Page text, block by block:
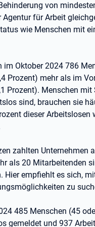
von
für Arbeit
wie Menschen mit
im Oktober 2024 786
Prozent) mehr als im
Prozent). Menschen mit
sind, brauchen sie
dieser Arbeitslosen
zahlten Unternehmen
als 20 Mitarbeitenden
Hier empfiehlt es sich,
zu
485 Menschen (45
gemeldet und 937